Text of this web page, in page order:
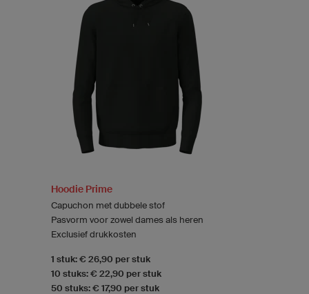
Hoodie Prime
Capuchon met dubbele stof
Pasvorm voor zowel dames als heren
Exclusief drukkosten
1 stuk: € 26,90 per stuk
10 stuks: € 22,90 per stuk
50 stuks: € 17,90 per stuk